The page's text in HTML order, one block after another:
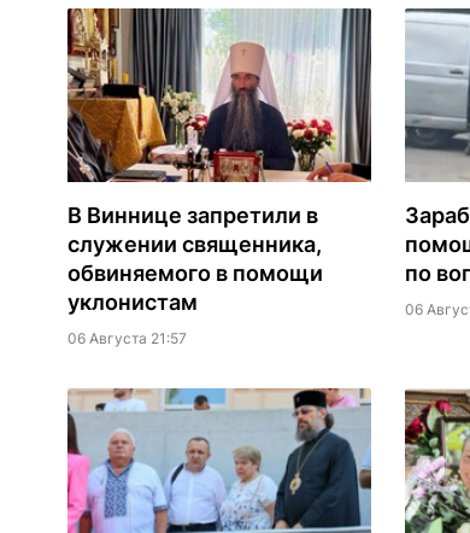
В Виннице запретили в
служении священника,
обвиняемого в помощи
уклонистам
06 Августа 21:57
по
06